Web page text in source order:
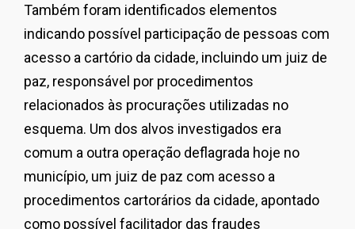
Também foram identificados elementos
indicando possível participação de pessoas com
acesso a cartório da cidade, incluindo um juiz de
paz, responsável por procedimentos
relacionados às procurações utilizadas no
esquema. Um dos alvos investigados era
comum a outra operação deflagrada hoje no
município, um juiz de paz com acesso a
procedimentos cartorários da cidade, apontado
como possível facilitador das fraudes